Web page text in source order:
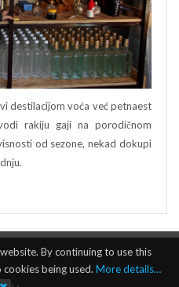
voća već petnaest
rakiju gaji na porodičnom
od sezone, nekad dokupi
By continuing to use this
being used. More details…